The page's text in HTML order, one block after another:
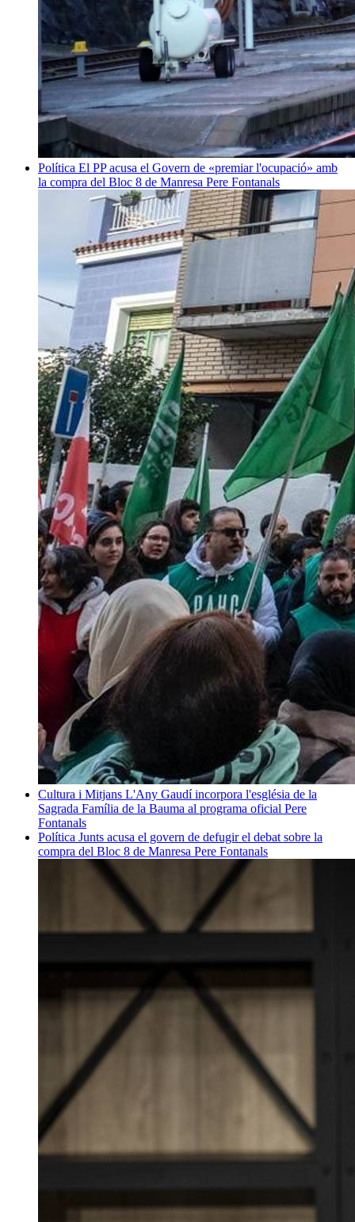
Política El PP acusa el Govern de «premiar l'ocupació» amb
la compra del Bloc 8 de Manresa Pere Fontanals
Cultura i Mitjans L'Any Gaudí incorpora l'església de la
Sagrada Família de la Bauma al programa oficial Pere
Fontanals
Política Junts acusa el govern de defugir el debat sobre la
compra del Bloc 8 de Manresa Pere Fontanals